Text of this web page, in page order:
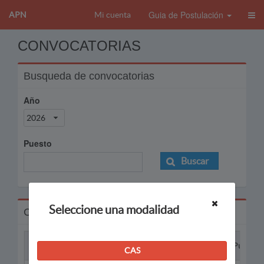
APN Mi cuenta Guia de Postulación
CONVOCATORIAS
Busqueda de convocatorias
Año
2026
Puesto
Buscar
Convocatorias
Puesto
Seleccione una modalidad
CAS